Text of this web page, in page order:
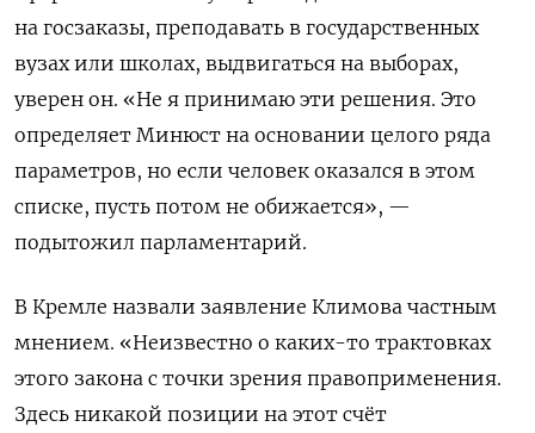
на госзаказы, преподавать в государственных
вузах или школах, выдвигаться на выборах,
уверен он. «Не я принимаю эти решения. Это
определяет Минюст на основании целого ряда
параметров, но если человек оказался в этом
списке, пусть потом не обижается», —
подытожил парламентарий.
В Кремле назвали заявление Климова частным
мнением. «Неизвестно о каких-то трактовках
этого закона с точки зрения правоприменения.
Здесь никакой позиции на этот счёт